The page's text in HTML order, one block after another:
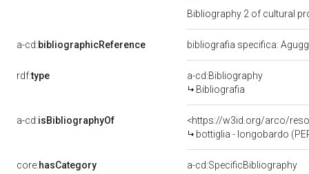
Bibliography 2 of cultural
a-cd:bibliographicReference bibliografia specifica:
rdf:type
a-cd:Bibliography
Bibliografia
a-cd:isBibliographyOf
<https://w3id.org/arco/
bottiglia - longobardo
core:hasCategory
a-cd:SpecificBibliography